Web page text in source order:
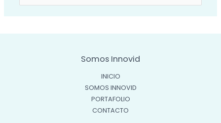
por:
Somos Innovid
INICIO
SOMOS INNOVID
PORTAFOLIO
CONTACTO